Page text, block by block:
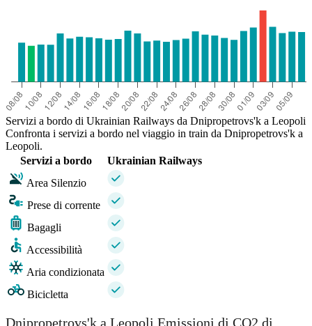
Servizi a bordo di Ukrainian Railways da Dnipropetrovs'k a Leopoli
Confronta i servizi a bordo nel viaggio in train da Dnipropetrovs'k a
Leopoli.
Servizi a bordo
Ukrainian Railways
Area Silenzio
Prese di corrente
Bagagli
Accessibilità
Aria condizionata
Bicicletta
Dnipropetrovs'k a Leopoli Emissioni di CO2 di